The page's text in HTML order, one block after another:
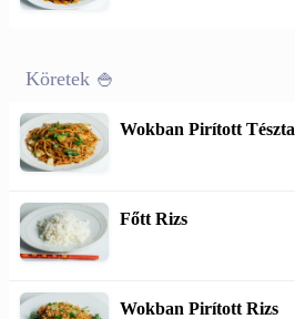
Köretek 🍚
Wokban Pirított Tészta
Főtt Rizs
Wokban Pirított Rizs